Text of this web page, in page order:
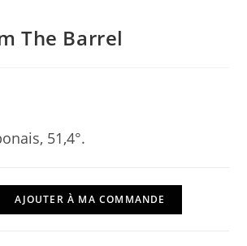
The Barrel
51,4°.
AJOUTER À MA COMMANDE